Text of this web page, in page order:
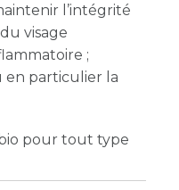
l’intégrité
visage
;
en particulier la
pour tout type